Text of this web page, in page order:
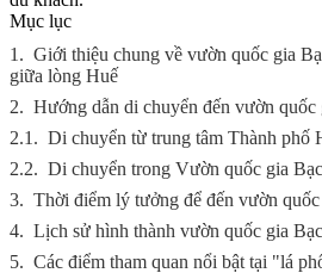
Mục lục
1. Giới thiệu chung về vườn quốc gia
giữa lòng Huế
2. Hướng dẫn di chuyển đến vườn quốc
2.1. Di chuyển từ trung tâm Thành phố
2.2. Di chuyển trong Vườn quốc gia
3. Thời điểm lý tưởng để đến vườn
4. Lịch sử hình thành vườn quốc gia
5. Các điểm tham quan nổi bật tại "lá